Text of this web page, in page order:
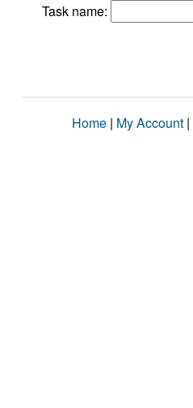
Task name:
Home | My Account |